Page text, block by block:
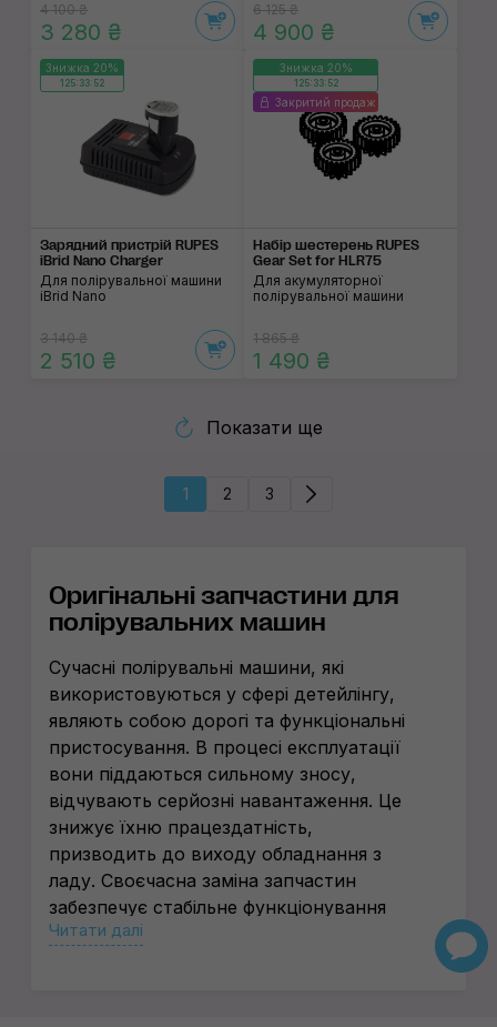
4 100 ₴
3 280 ₴
6 125 ₴
4 900 ₴
Знижка 20%
125:33:52
Зарядний пристрій RUPES
iBrid Nano Charger
Для полірувальної машини
iBrid Nano
3 140 ₴
2 510 ₴
Знижка 20%
125:33:52
Закритий продаж
Набір шестерень RUPES
Gear Set for HLR75
Для акумуляторної
полірувальної машини
1 865 ₴
1 490 ₴
Показати ще
1 2 3
Оригінальні запчастини для
полірувальних машин
Сучасні полірувальні машини, які
використовуються у сфері детейлінгу,
являють собою дорогі та функціональні
пристосування. В процесі експлуатації
вони піддаються сильному зносу,
відчувають серйозні навантаження. Це
знижує їхню працездатність,
призводить до виходу обладнання з
ладу. Своєчасна заміна запчастин
забезпечує стабільне функціонування
полірувальних машин. Вигідно купити
Читати далі